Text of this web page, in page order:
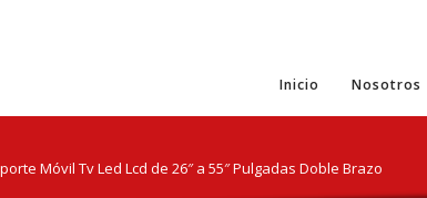
Inicio Nosotros
Móvil Tv Led Lcd de 26″ a 55″ Pulgadas Doble Brazo